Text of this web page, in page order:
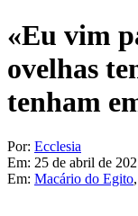
«Eu vim
ovelhas
tenham
Por: Ecclesia
Em: 25 de abril de
Em: Macário do Egito,